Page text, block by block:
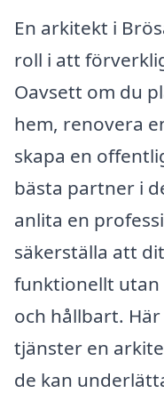
En arkitekt i
roll i att
Oavsett om du
hem, renovera
skapa en
bästa partner i
anlita en
säkerställa att
funktionellt utan
och hållbart.
tjänster en
de kan